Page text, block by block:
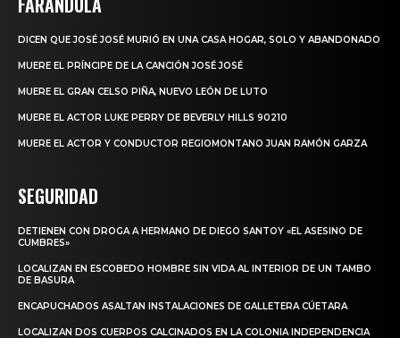
DICEN QUE JOSÉ JOSÉ MURIÓ EN UNA CASA HOGAR, SOLO Y ABANDONADO
MUERE EL PRÍNCIPE DE LA CANCIÓN JOSÉ JOSÉ
MUERE EL GRAN CELSO PIÑA, NUEVO LEÓN DE LUTO
MUERE EL ACTOR LUKE PERRY DE BEVERLY HILLS 90210
MUERE EL ACTOR Y CONDUCTOR REGIOMONTANO JUAN RAMÓN GARZA
SEGURIDAD
DETIENEN CON DROGA A HERMANO DE DIEGO SANTOY «EL ASESINO DE
CUMBRES»
LOCALIZAN EN ESCOBEDO HOMBRE SIN VIDA AL INTERIOR DE UN TAMBO
DE BASURA
ENCAPUCHADOS ASALTAN INSTALACIONES DE GALLETERA CÚETARA
LOCALIZAN DOS CUERPOS CALCINADOS EN LA COLONIA INDEPENDENCIA